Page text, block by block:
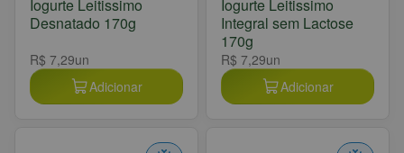
Iogurte Leitissimo
Desnatado 170g
R$ 7,29un
Adicionar
Iogurte Leitissimo
Integral sem Lactose
170g
R$ 7,29un
Adicionar